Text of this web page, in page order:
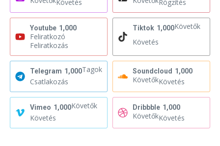
Követés Rögzítés
Youtube 1,000
Feliratkozó
Feliratkozás
Tiktok 1,000Követők
Követés
Telegram 1,000Tagok
Csatlakozás
Soundcloud 1,000
KövetőkKövetés
Vimeo 1,000Követők
Követés
Dribbble 1,000
KövetőkKövetés